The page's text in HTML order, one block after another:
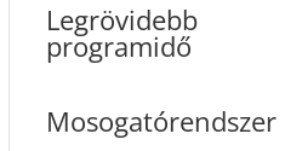
Legrövidebb
programidő
Mosogatórendszer